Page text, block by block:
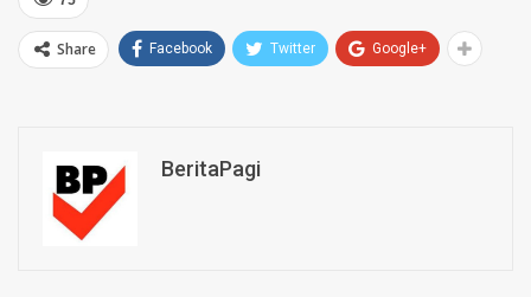
Share Facebook Twitter Google+
BeritaPagi